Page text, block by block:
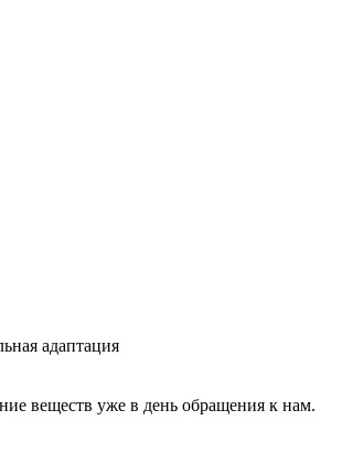
адаптация
веществ уже в день обращения к нам.